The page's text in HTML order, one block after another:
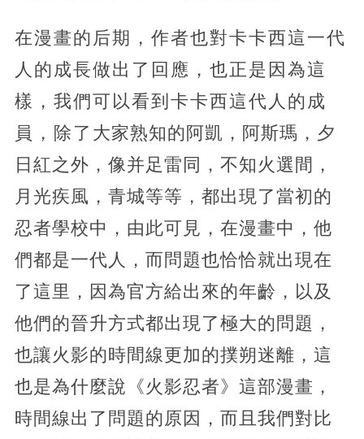
在漫畫的后期，作者也對卡卡西這一代
人的成長做出了回應，也正是因為這
樣，我們可以看到卡卡西這代人的成
員，除了大家熟知的阿凱，阿斯瑪，夕
日紅之外，像并足雷同，不知火選間，
月光疾風，青城等等，都出現了當初的
忍者學校中，由此可見，在漫畫中，他
們都是一代人，而問題也恰恰就出現在
了這里，因為官方給出來的年齡，以及
他們的晉升方式都出現了極大的問題，
也讓火影的時間線更加的撲朔迷離，這
也是為什麼說《火影忍者》這部漫畫，
時間線出了問題的原因，而且我們對比